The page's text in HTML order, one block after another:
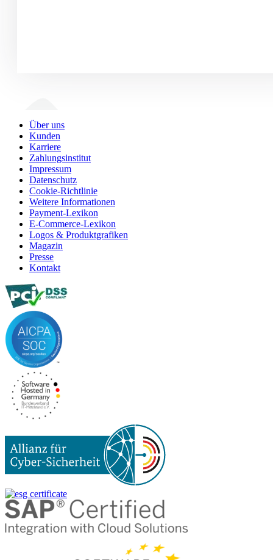
Über uns
Kunden
Karriere
Zahlungsinstitut
Impressum
Datenschutz
Cookie-Richtlinie
Weitere Informationen
Payment-Lexikon
E-Commerce-Lexikon
Logos & Produktgrafiken
Magazin
Presse
Kontakt